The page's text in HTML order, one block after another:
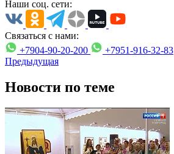
Наши соц. сети:
Связаться с нами:
+7904-90-20-200
+7951-916-32-83
Предыдущая
Новости по теме